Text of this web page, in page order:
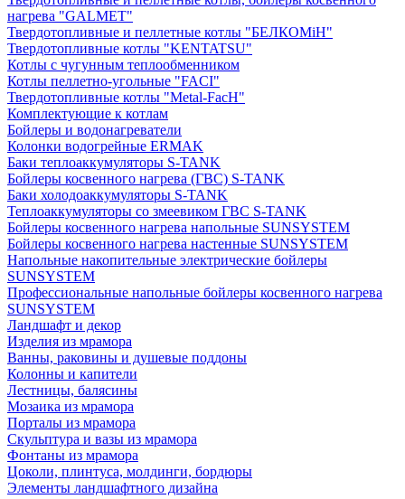
нагрева "GALMET"
Твердотопливные и пеллетные котлы "БЕЛКОМiН"
Твердотопливные котлы "KENTATSU"
Котлы с чугунным теплообменником
Котлы пеллетно-угольные "FACI"
Твердотопливные котлы "Metal-FacH"
Комплектующие к котлам
Бойлеры и водонагреватели
Колонки водогрейные ERMAK
Баки теплоаккумуляторы S-TANK
Бойлеры косвенного нагрева (ГВС) S-TANK
Баки холодоаккумуляторы S-TANK
Теплоаккумуляторы со змеевиком ГВС S-TANK
Бойлеры косвенного нагрева напольные SUNSYSTEM
Бойлеры косвенного нагрева настенные SUNSYSTEM
Напольные накопительные электрические бойлеры
SUNSYSTEM
Профессиональные напольные бойлеры косвенного нагрева
SUNSYSTEM
Ландшафт и декор
Изделия из мрамора
Ванны, раковины и душевые поддоны
Колонны и капители
Лестницы, балясины
Мозаика из мрамора
Порталы из мрамора
Скульптура и вазы из мрамора
Фонтаны из мрамора
Цоколи, плинтуса, молдинги, бордюры
Элементы ландшафтного дизайна